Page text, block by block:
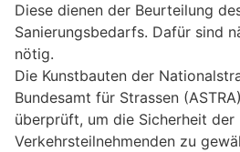
Diese dienen der Beurteilung
Sanierungsbedarfs. Dafür sind
nötig.
Die Kunstbauten der
Bundesamt für Strassen
überprüft, um die Sicherheit der
Verkehrsteilnehmenden zu